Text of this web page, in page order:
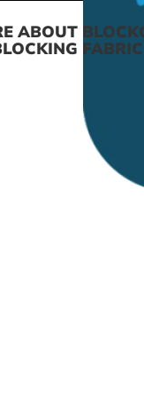
ABOUT
FABRIC